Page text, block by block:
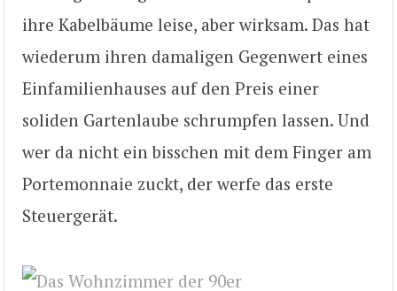
ihre Kabelbäume leise, aber wirksam. Das hat
wiederum ihren damaligen Gegenwert eines
Einfamilienhauses auf den Preis einer
soliden Gartenlaube schrumpfen lassen. Und
wer da nicht ein bisschen mit dem Finger am
Portemonnaie zuckt, der werfe das erste
Steuergerät.